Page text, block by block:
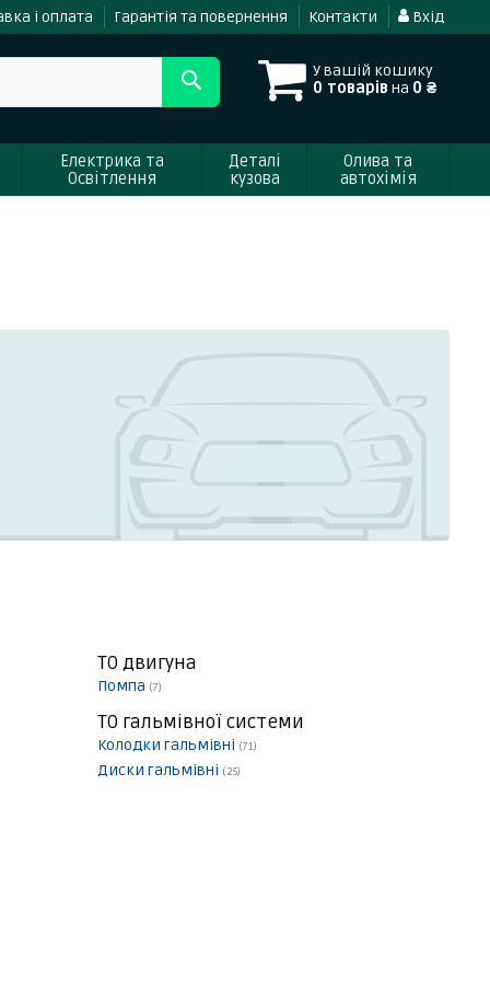
і оплата Гарантія та повернення Контакти Вхід
У вашій кошику
0 товарів на 0 ₴
Електрика та
Освітлення
Деталі
кузова
Олива та
автохімія
ТО двигуна
Помпа (7)
ТО гальмівної системи
Колодки гальмівні (71)
Диски гальмівні (25)